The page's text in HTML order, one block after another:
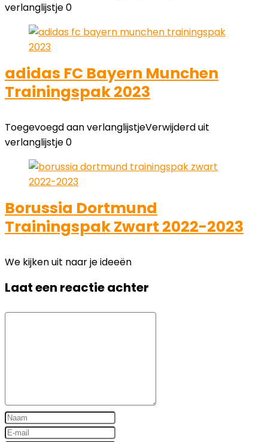
verlanglijstje0
adidas FC Bayern Munchen
Trainingspak 2023
Toegevoegd aan verlanglijstjeVerwijderd uit
verlanglijstje0
Borussia Dortmund
Trainingspak Zwart 2022-2023
We kijken uit naar je ideeën
Laat een reactie achter